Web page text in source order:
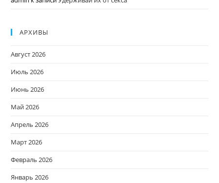
АРХИВЫ
Август 2026
Июль 2026
Июнь 2026
Май 2026
Апрель 2026
Март 2026
Февраль 2026
Январь 2026